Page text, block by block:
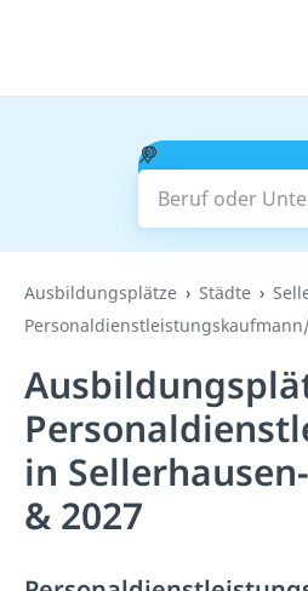
Beruf oder
Ausbildungsplätze Städte
in
& 2027